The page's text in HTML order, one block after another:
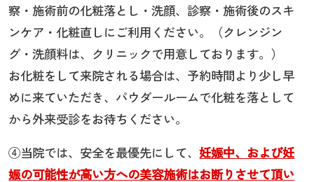
察・施術前の化粧落とし・洗顔、診察・施術後のスキ
ンケア・化粧直しにご利用ください。（クレンジン
グ・洗顔料は、クリニックで用意しております。）
お化粧をして来院される場合は、予約時間より少し早
めに来ていただき、パウダールームで化粧を落として
から外来受診をお待ちください。
④当院では、安全を最優先にして、妊娠中、および妊
娠の可能性が高い方への美容施術はお断りさせて頂い